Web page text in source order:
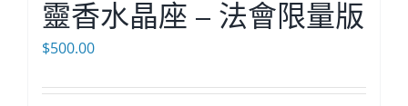
靈香水晶座 – 法會限量版
$500.00